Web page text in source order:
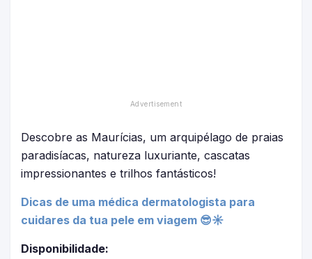
Descobre as Maurícias, um arquipélago de praias
paradisíacas, natureza luxuriante, cascatas
impressionantes e trilhos fantásticos!
Dicas de uma médica dermatologista para
cuidares da tua pele em viagem 😎☀
Disponibilidade: